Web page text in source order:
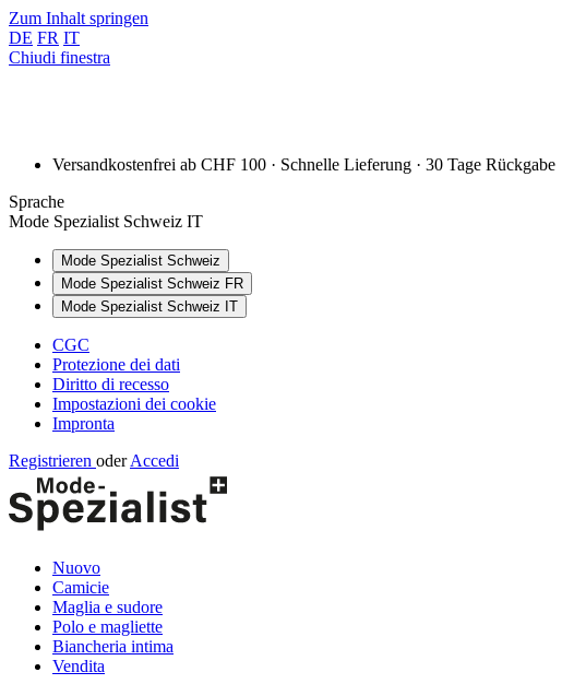
Zum Inhalt springen
DE FR IT
Chiudi finestra
Versandkostenfrei ab CHF 100 · Schnelle Lieferung · 30 Tage Rückgabe
Sprache
Mode Spezialist Schweiz IT
Mode Spezialist Schweiz
Mode Spezialist Schweiz FR
Mode Spezialist Schweiz IT
CGC
Protezione dei dati
Diritto di recesso
Impostazioni dei cookie
Impronta
Registrieren oder Accedi
Nuovo
Camicie
Maglia e sudore
Polo e magliette
Biancheria intima
Vendita